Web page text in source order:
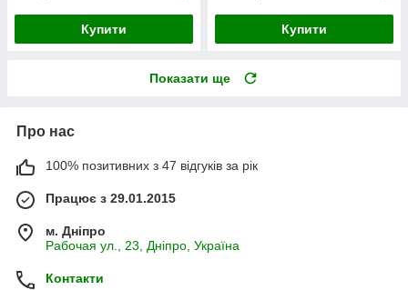
Купити Купити
Показати ще
Про нас
100% позитивних з 47 відгуків за рік
Працює з 29.01.2015
м. Дніпро
Рабочая ул., 23, Дніпро, Україна
Контакти